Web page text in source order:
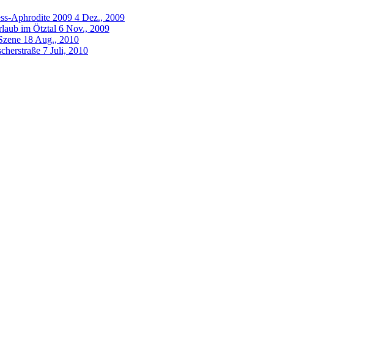
Aphrodite 2009 4 Dez., 2009
im Ötztal 6 Nov., 2009
18 Aug., 2010
7 Juli, 2010